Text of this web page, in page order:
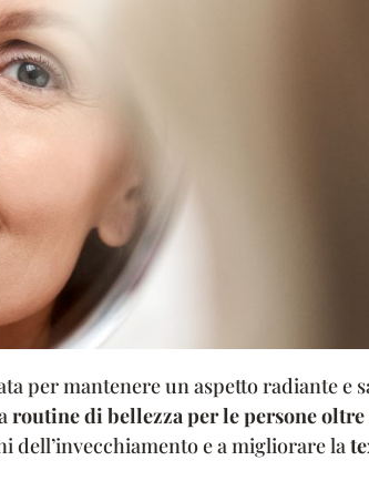
per mantenere un aspetto radiante e
routine di bellezza per le persone oltre
dell’invecchiamento e a migliorare la